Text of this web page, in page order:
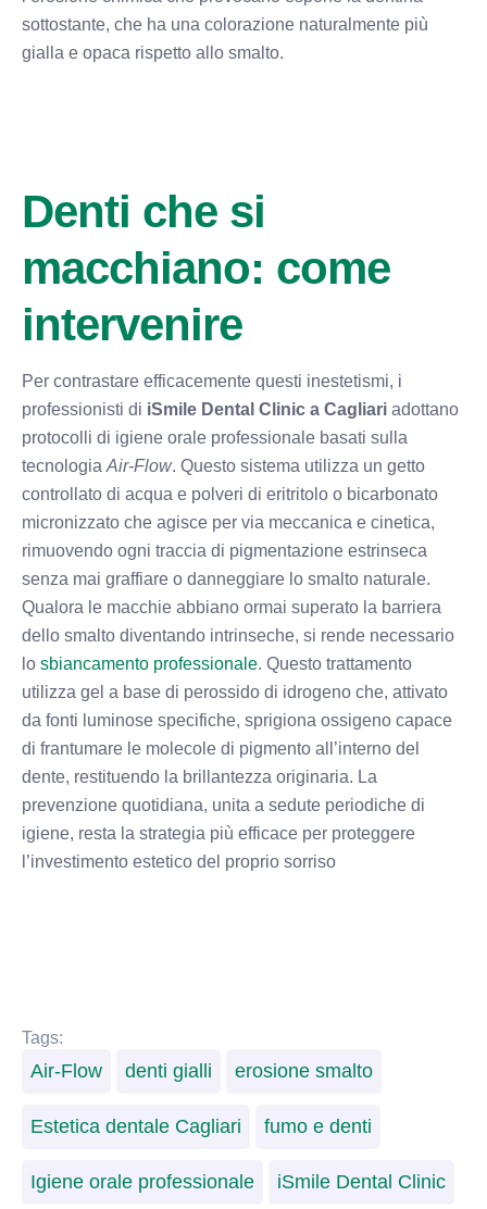
sottostante, che ha una colorazione naturalmente più
gialla e opaca rispetto allo smalto.
Denti che si
macchiano: come
intervenire
Per contrastare efficacemente questi inestetismi, i
professionisti di iSmile Dental Clinic a Cagliari adottano
protocolli di igiene orale professionale basati sulla
tecnologia Air-Flow. Questo sistema utilizza un getto
controllato di acqua e polveri di eritritolo o bicarbonato
micronizzato che agisce per via meccanica e cinetica,
rimuovendo ogni traccia di pigmentazione estrinseca
senza mai graffiare o danneggiare lo smalto naturale.
Qualora le macchie abbiano ormai superato la barriera
dello smalto diventando intrinseche, si rende necessario
lo sbiancamento professionale. Questo trattamento
utilizza gel a base di perossido di idrogeno che, attivato
da fonti luminose specifiche, sprigiona ossigeno capace
di frantumare le molecole di pigmento all’interno del
dente, restituendo la brillantezza originaria. La
prevenzione quotidiana, unita a sedute periodiche di
igiene, resta la strategia più efficace per proteggere
l’investimento estetico del proprio sorriso
Tags:
Air-Flow denti gialli erosione smalto
Estetica dentale Cagliari fumo e denti
Igiene orale professionale iSmile Dental Clinic